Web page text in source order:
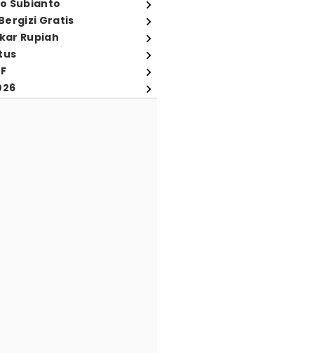
Subianto
Gratis
Rupiah